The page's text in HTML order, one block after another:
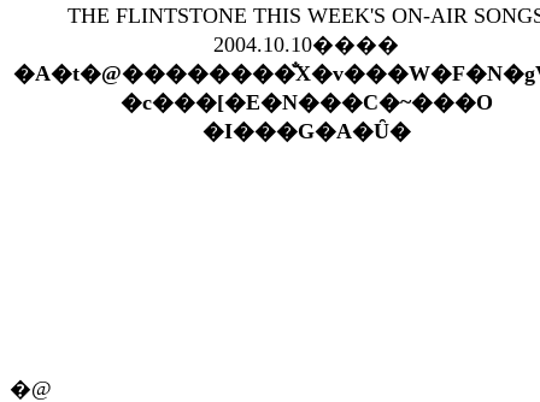
THE FLINTSTONE THIS WEEK'S ON-AIR
2004.10.10����
�c���[�E�N���C�~���O
�I���G�A�Ȗ�
�@